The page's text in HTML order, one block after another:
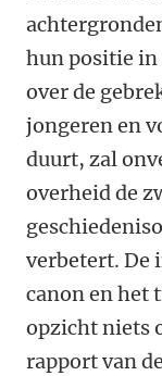
hun positie in
over de
jongeren en
duurt, zal
overheid de
verbetert. De
canon en het
opzicht niets
rapport van